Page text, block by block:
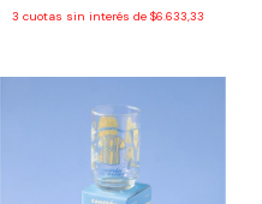
3 cuotas sin interés de $6.633,33